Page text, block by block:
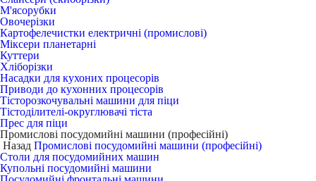
М'ясорубки
Овочерізки
Картофелечистки електричні (промислові)
Міксери планетарні
Куттери
Хліборізки
Насадки для кухоних процесорів
Приводи до кухонних процесорів
Тісторозкочувальні машини для піци
Тістоділителі-округлювачі тіста
Прес для піци
Промислові посудомийні машини (професійні)
Назад Промислові посудомийні машини (професійні)
Столи для посудомийних машин
Купольні посудомийні машини